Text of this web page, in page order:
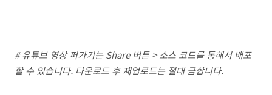
# 유튜브 영상 퍼가기는 Share 버튼 > 소스 코드를 통해서 배포
할 수 있습니다. 다운로드 후 재업로드는 절대 금합니다.